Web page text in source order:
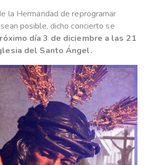
la Hermandad de reprogramar
posible, dicho concierto se
día 3 de diciembre a las 21
del Santo Ángel.